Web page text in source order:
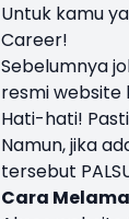
Untuk kamu
Career!
Sebelumnya
resmi website
Hati-hati!
Namun, jika
tersebut
Cara